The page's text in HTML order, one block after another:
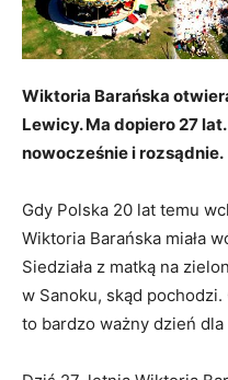
Wiktoria Barańska
Lewicy. Ma dopiero 27
nowocześnie i rozsądnie.
Gdy Polska 20 lat temu
Wiktoria Barańska miała
Siedziała z matką na
w Sanoku, skąd pochodzi.
to bardzo ważny dzień dla